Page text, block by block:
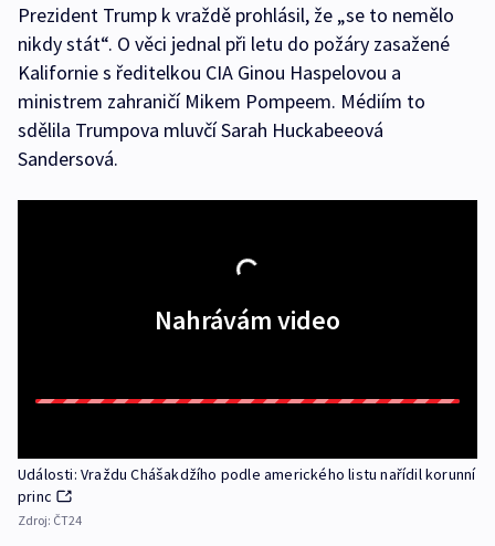
Prezident Trump k vraždě prohlásil, že „se to nemělo
nikdy stát“. O věci jednal při letu do požáry zasažené
Kalifornie s ředitelkou CIA Ginou Haspelovou a
ministrem zahraničí Mikem Pompeem. Médiím to
sdělila Trumpova mluvčí Sarah Huckabeeová
Sandersová.
Nahrávám video
Události: Vraždu Chášakdžího podle amerického listu nařídil korunní
princ
Zdroj: ČT24